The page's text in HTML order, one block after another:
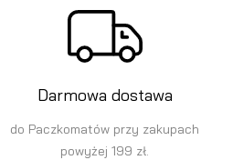
Darmowa dostawa
do Paczkomatów przy zakupach
powyżej 199 zł.